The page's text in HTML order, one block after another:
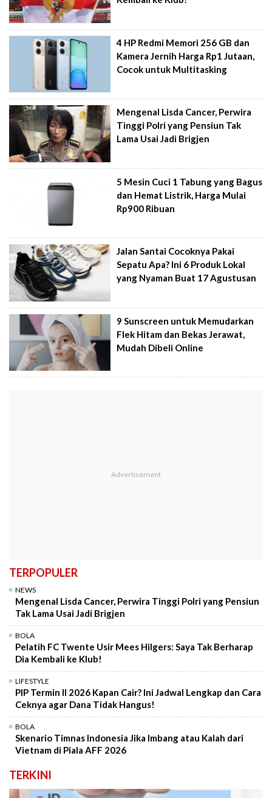
4 HP Redmi Memori 256 GB dan
Kamera Jernih Harga Rp1 Jutaan,
Cocok untuk Multitasking
Mengenal Lisda Cancer, Perwira
Tinggi Polri yang Pensiun Tak
Lama Usai Jadi Brigjen
5 Mesin Cuci 1 Tabung yang Bagus
dan Hemat Listrik, Harga Mulai
Rp900 Ribuan
Jalan Santai Cocoknya Pakai
Sepatu Apa? Ini 6 Produk Lokal
yang Nyaman Buat 17 Agustusan
9 Sunscreen untuk Memudarkan
Flek Hitam dan Bekas Jerawat,
Mudah Dibeli Online
TERPOPULER
NEWS
Mengenal Lisda Cancer, Perwira Tinggi Polri yang Pensiun
Tak Lama Usai Jadi Brigjen
BOLA
Pelatih FC Twente Usir Mees Hilgers: Saya Tak Berharap
Dia Kembali ke Klub!
LIFESTYLE
PIP Termin II 2026 Kapan Cair? Ini Jadwal Lengkap dan Cara
Ceknya agar Dana Tidak Hangus!
BOLA
Skenario Timnas Indonesia Jika Imbang atau Kalah dari
Vietnam di Piala AFF 2026
TERKINI